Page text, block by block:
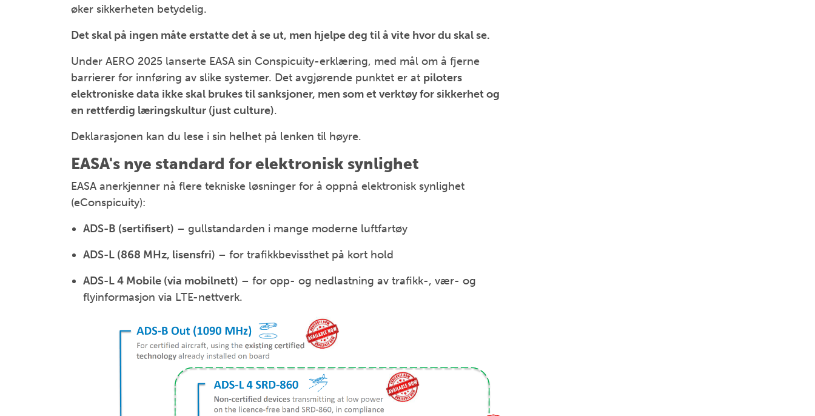
øker sikkerheten betydelig.
Det skal på ingen måte erstatte det å se ut, men hjelpe deg til å vite hvor du skal se.
Under AERO 2025 lanserte EASA sin Conspicuity-erklæring, med mål om å fjerne
barrierer for innføring av slike systemer. Det avgjørende punktet er at piloters
elektroniske data ikke skal brukes til sanksjoner, men som et verktøy for sikkerhet og
en rettferdig læringskultur (just culture).
Deklarasjonen kan du lese i sin helhet på lenken til høyre.
EASA's nye standard for elektronisk synlighet
EASA anerkjenner nå flere tekniske løsninger for å oppnå elektronisk synlighet
(eConspicuity):
ADS-B (sertifisert) – gullstandarden i mange moderne luftfartøy
ADS-L (868 MHz, lisensfri) – for trafikkbevissthet på kort hold
ADS-L 4 Mobile (via mobilnett) – for opp- og nedlastning av trafikk-, vær- og
flyinformasjon via LTE-nettverk.